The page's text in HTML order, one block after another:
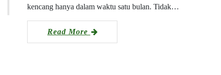
kencang hanya dalam waktu satu bulan. Tidak…
Read More